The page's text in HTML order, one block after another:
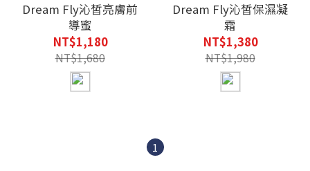
Dream Fly沁皙亮膚前
導蜜
NT$1,180
NT$1,680
Dream Fly沁皙保濕凝
霜
NT$1,380
NT$1,980
1